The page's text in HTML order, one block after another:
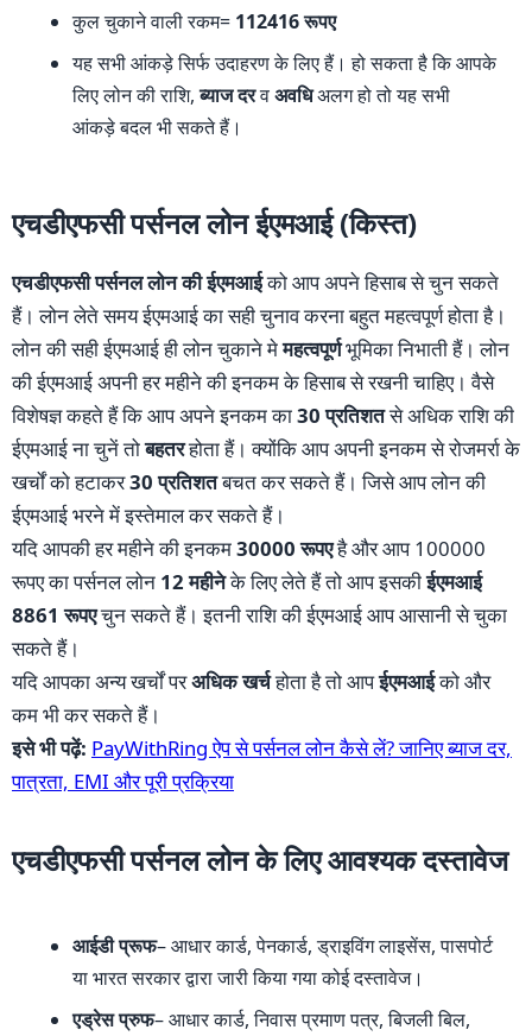
कुल चुकाने वाली रकम= 112416 रूपए
यह सभी आंकड़े सिर्फ उदाहरण के लिए हैं। हो सकता है कि आपके
लिए लोन की राशि,ब्याज दरवअवधिअलग हो तो यह सभी
आंकड़े बदल भी सकते हैं।
एचडीएफसी पर्सनल लोन ईएमआई (किस्त)
एचडीएफसी पर्सनल लोन की ईएमआईको आप अपने हिसाब से चुन सकते
हैं। लोन लेते समय ईएमआई का सही चुनाव करना बहुत महत्वपूर्ण होता है।
लोन की सही ईएमआई ही लोन चुकाने मेमहत्वपूर्णभूमिका निभाती हैं। लोन
की ईएमआई अपनी हर महीने की इनकम के हिसाब से रखनी चाहिए। वैसे
विशेषज्ञ कहते हैं कि आप अपने इनकम का30 प्रतिशतसे अधिक राशि की
ईएमआई ना चुनें तोबहतरहोता हैं। क्योंकि आप अपनी इनकम से रोजमर्रा के
खर्चों को हटाकर30 प्रतिशतबचत कर सकते हैं। जिसे आप लोन की
ईएमआई भरने में इस्तेमाल कर सकते हैं।
यदि आपकी हर महीने की इनकम30000 रूपएहै और आप 100000
रूपए का पर्सनल लोन 12 महीनेके लिए लेते हैं तो आप इसकीईएमआई
8861 रूपएचुन सकते हैं। इतनी राशि की ईएमआई आप आसानी से चुका
सकते हैं।
यदि आपका अन्य खर्चों परअधिक खर्चहोता है तो आपईएमआईको और
कम भी कर सकते हैं।
इसे भी पढ़ें: PayWithRing ऐप से पर्सनल लोन कैसे लें? जानिए ब्याज दर,
पात्रता, EMI और पूरी प्रक्रिया
एचडीएफसी पर्सनल लोन के लिए आवश्यक दस्तावेज
आईडी प्रूफ– आधार कार्ड, पेनकार्ड, ड्राइविंग लाइसेंस, पासपोर्ट
या भारत सरकार द्वारा जारी किया गया कोई दस्तावेज।
एड्रेस प्रुफ– आधार कार्ड, निवास प्रमाण पत्र, बिजली बिल,